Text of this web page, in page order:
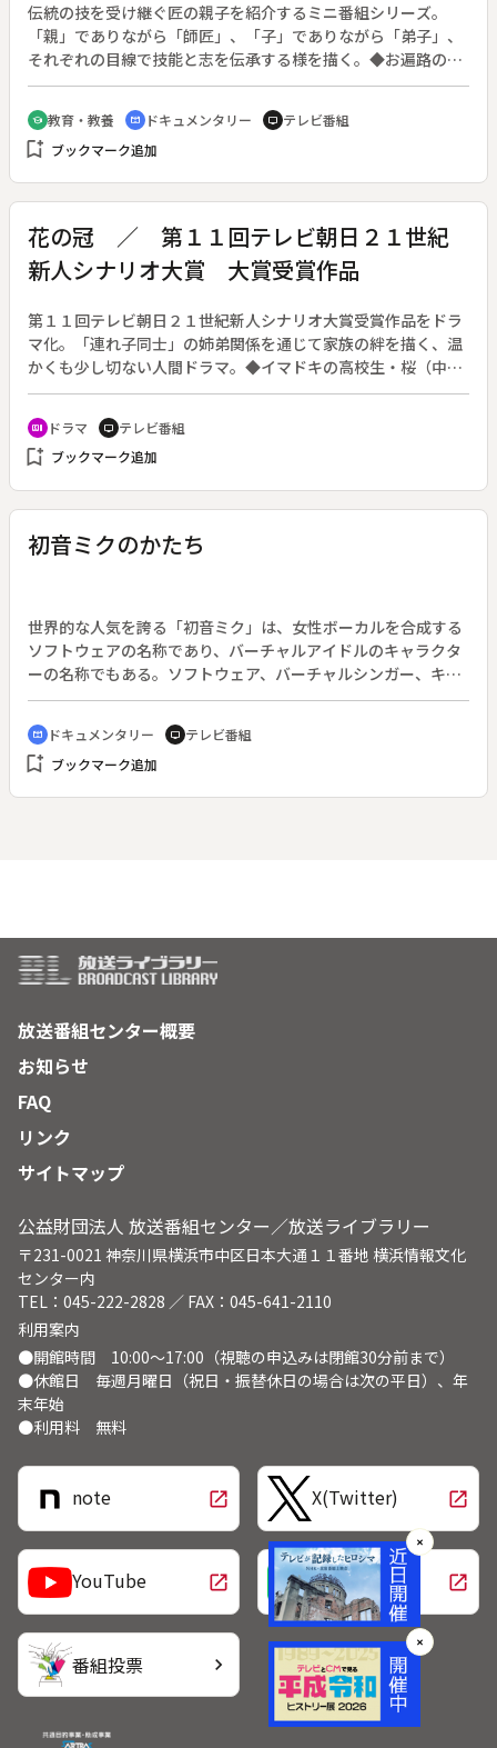
伝統の技を受け継ぐ匠の親子を紹介するミニ番組シリーズ。
「親」でありながら「師匠」、「子」でありながら「弟子」、
それぞれの目線で技能と志を伝承する様を描く。◆お遍路の巡
礼などに欠かせない「菅笠」。この回は、大阪・深江で菅笠づ
くりの伝統を受け継ぐ母娘を紹介する。
school 教育・教養 cinematic_blur ドキュメンタリー tv テレビ番組
bookmark_add ブックマーク追加
花の冠 ／ 第１１回テレビ朝日２１世紀
新人シナリオ大賞 大賞受賞作品
第１１回テレビ朝日２１世紀新人シナリオ大賞受賞作品をドラ
マ化。「連れ子同士」の姉弟関係を通じて家族の絆を描く、温
かくも少し切ない人間ドラマ。◆イマドキの高校生・桜（中川
大志）は、母・純子（斉藤由貴）の３度目の再婚話に頭を悩ま
せていた。そんな二人の元へ、純子の前夫（眞島秀和）の連れ
子・志保（蓮佛美沙子）が７年ぶりに現れる。再会に戸惑う桜
を尻目に、志保と純子は失った時間を埋めるかのように打ち解
recent_actors ドラマ tv テレビ番組
bookmark_add ブックマーク追加
初音ミクのかたち
世界的な人気を誇る「初音ミク」は、女性ボーカルを合成する
ソフトウェアの名称であり、バーチャルアイドルのキャラクタ
ーの名称でもある。ソフトウェア、バーチャルシンガー、キャ
ラクターと多種多様化する「初音ミクのかたち」を、ファン、
関係者らへのインタビューでつづる。◆初音ミクのデビュー５
周年を記念し、開催された香港・台湾のコンサート会場。言語
や文化を超え、会場がひとつになっていく。番組では「初音ミ
cinematic_blur ドキュメンタリー tv テレビ番組
bookmark_add ブックマーク追加
放送番組センター概要
お知らせ
FAQ
リンク
サイトマップ
公益財団法人 放送番組センター／放送ライブラリー
〒231-0021 神奈川県横浜市中区日本大通１１番地 横浜情報文化
センター内
TEL：045-222-2828 ／ FAX：045-641-2110
利用案内
●開館時間 10:00～17:00（視聴の申込みは閉館30分前まで）
●休館日 毎週月曜日（祝日・振替休日の場合は次の平日）、年
末年始
●利用料 無料
note open_in_new X(Twitter) open_in_new
YouTube open_in_new LINE open_in_new
番組投票 chevron_right
✕
✕